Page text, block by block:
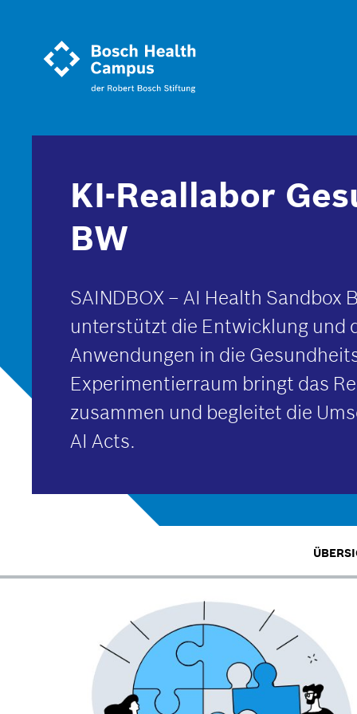
KI-Reallabor
BW
SAINDBOX – AI Health Sandbox
unterstützt die Entwicklung und
Anwendungen in die
Experimentierraum bringt das
zusammen und begleitet die
AI Acts.